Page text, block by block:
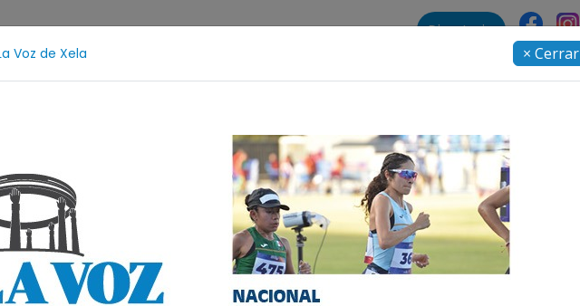
Voz de Xela × Cerrar
Directorio
La Voz de Xela Sports Contáctanos LA VOZ 25
Protección Infantil Incendios Festival de Bandas 2026 Proceso Judicial